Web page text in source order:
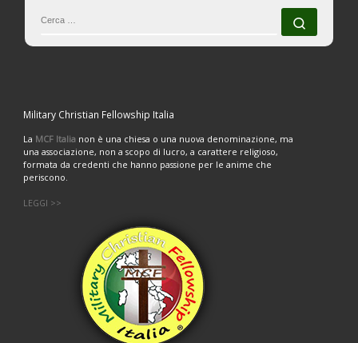
Military Christian Fellowship Italia
La MCF Italianon è una chiesa o una nuova denominazione, ma
una associazione, non a scopo di lucro, a carattere religioso,
formata da credenti che hanno passione per le anime che
periscono.
LEGGI >>